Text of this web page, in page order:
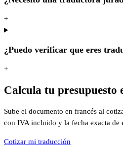
+
¿Puedo verificar que eres
+
Calcula tu presupuesto
Sube el documento en francés al
con IVA incluido y la fecha exacta de
Cotizar mi traducción